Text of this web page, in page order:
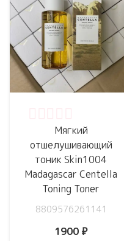
Мягкий
отшелушивающий
тоник Skin1004
Madagascar Centella
Toning Toner
8809576261141
1900 ₽